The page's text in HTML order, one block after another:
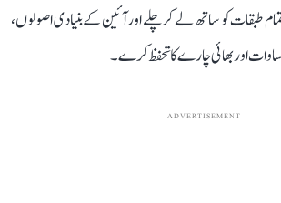
طبقات کو ساتھ لے کر چلے اور آئین کے بنیادی اصولوں،
اور بھائی چارے کا تحفظ کرے۔
ADVERTISEMENT